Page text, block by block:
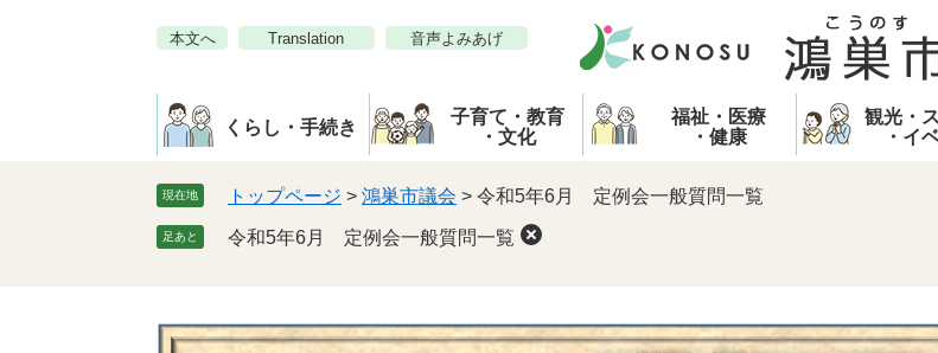
本文へ Translation 音声よみあげ
くらし・手続き
子育て・教育
・文化
福祉・医療
・健康
観光・
・イ
現在地 トップページ > 鴻巣市議会 > 令和5年6月 定例会一般質問一覧
足あと 令和5年6月 定例会一般質問一覧